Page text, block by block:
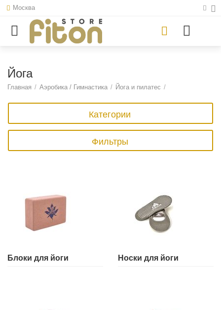
Москва
Йога
Главная / Аэробика / Гимнастика / Йога и пилатес /
Категории
Фильтры
Блоки для йоги Носки для йоги